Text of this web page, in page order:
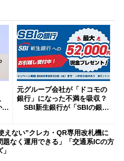
元グループ会社が「ドコモの
銀行」になった不満を吸収？
SBI新生銀行が「SBIの銀
開催
えない”クレカ・QR専用改札機に
なく運用できる」「交通系ICの方